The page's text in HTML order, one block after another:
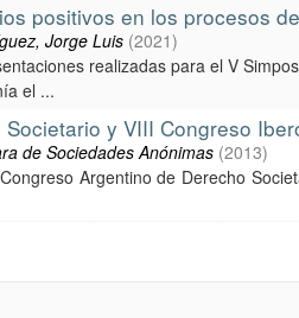
positivos en los procesos
Jorge Luis (2021)
realizadas para el V
el ...
y VIII Congreso
de Sociedades Anónimas (2013)
Argentino de Derecho